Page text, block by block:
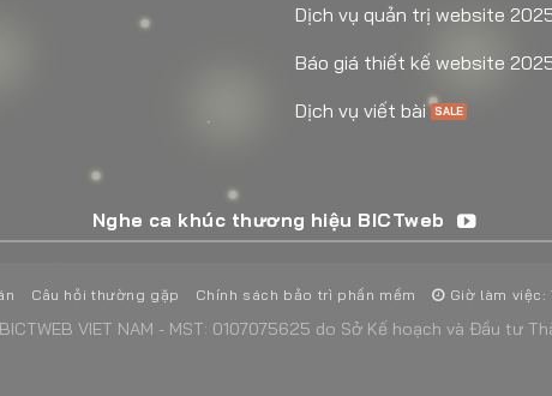
Dịch vụ quản trị website
Báo giá thiết kế website
Dịch vụ viết bài
Nghe ca khúc thương hiệu BICTweb
Câu hỏi thường gặp Chính sách bảo trì phần mềm Giờ làm việc:
VIET NAM - MST: 0107075625 do Sở Kế hoạch và Đầu tư